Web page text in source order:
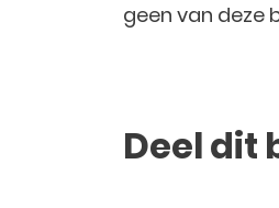
geen van deze
Deel dit